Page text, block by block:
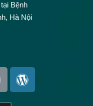
Bệnh
Hà Nội